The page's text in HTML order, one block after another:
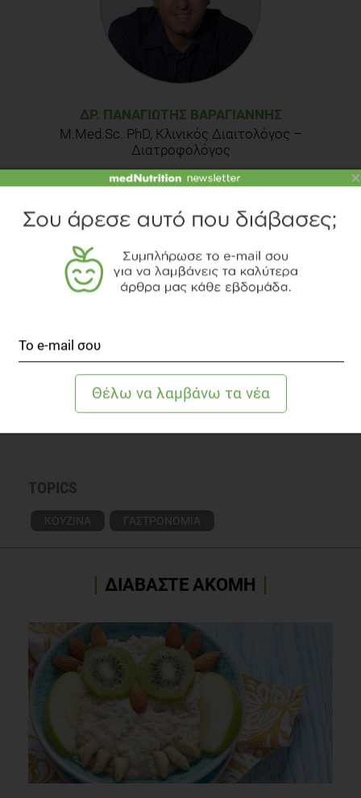
ΔΡ. ΠΑΝΑΓΙΏΤΗΣ ΒΑΡΑΓΙΆΝΝΗΣ
M.Med.Sc. PhD, Κλινικός Διαιτολόγος –
Διατροφολόγος
Ο Παναγιώτης Α. Βαραγιάννης είναι Κλινικός
εξειδίκευση M.Med.Sc στην Κλινική Διατροφή.
Είναι επίσης Διδάκτωρ του Γεωπονικού
Πανεπιστημίου Αθηνών με ερευνητικό θέμα την
Παιδική Παχυσαρκία. Συγγραφέας του
βιβλίου"Πρακτικός Οδηγός για ένα σύγχρονο
διαιτολογικό γραφείο"
των εκδόσεων medNutrition.
Γνωρίστε τoν αρθογράφο
TOPICS
ΚΟΥΖΙΝΑ ΓΑΣΤΡΟΝΟΜΙΑ
ΔΙΑΒΑΣΤΕ ΑΚΟΜΗ
×